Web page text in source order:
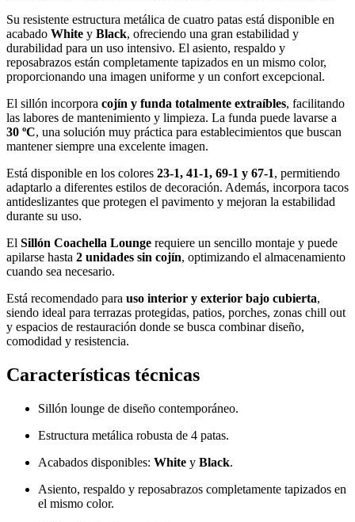
Su resistente estructura metálica de cuatro patas está disponible en
acabado White y Black, ofreciendo una gran estabilidad y
durabilidad para un uso intensivo. El asiento, respaldo y
reposabrazos están completamente tapizados en un mismo color,
proporcionando una imagen uniforme y un confort excepcional.
El sillón incorpora cojín y funda totalmente extraíbles, facilitando
las labores de mantenimiento y limpieza. La funda puede lavarse a
30 ºC, una solución muy práctica para establecimientos que buscan
mantener siempre una excelente imagen.
Está disponible en los colores 23-1, 41-1, 69-1 y 67-1, permitiendo
adaptarlo a diferentes estilos de decoración. Además, incorpora tacos
antideslizantes que protegen el pavimento y mejoran la estabilidad
durante su uso.
El Sillón Coachella Lounge requiere un sencillo montaje y puede
apilarse hasta 2 unidades sin cojín, optimizando el almacenamiento
cuando sea necesario.
Está recomendado para uso interior y exterior bajo cubierta,
siendo ideal para terrazas protegidas, patios, porches, zonas chill out
y espacios de restauración donde se busca combinar diseño,
comodidad y resistencia.
Características técnicas
Sillón lounge de diseño contemporáneo.
Estructura metálica robusta de 4 patas.
Acabados disponibles: White y Black.
Asiento, respaldo y reposabrazos completamente tapizados en
el mismo color.